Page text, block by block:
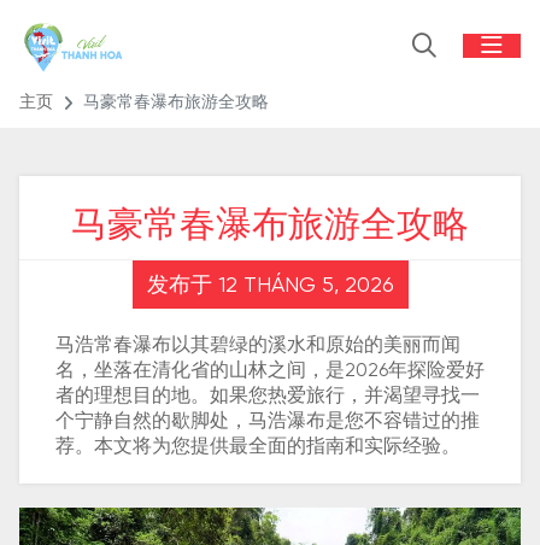
主页 马豪常春瀑布旅游全攻略
马豪常春瀑布旅游全攻略
发布于 12 THÁNG 5, 2026
马浩常春瀑布以其碧绿的溪水和原始的美丽而闻
名，坐落在清化省的山林之间，是2026年探险爱好
者的理想目的地。如果您热爱旅行，并渴望寻找一
个宁静自然的歇脚处，马浩瀑布是您不容错过的推
荐。本文将为您提供最全面的指南和实际经验。